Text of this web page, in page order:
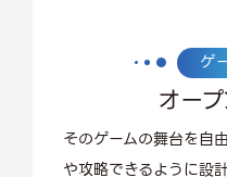
ゲ
オー
そのゲームの舞台を自
や攻略できるように設